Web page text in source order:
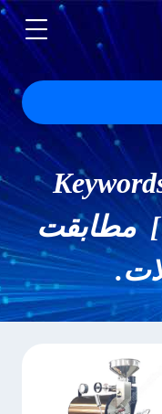
Roaster Machine ] مطابقت